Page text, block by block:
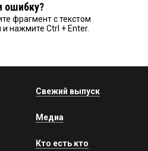
ошибку?
фрагмент с текстом
нажмите Ctrl + Enter.
Свежий выпуск
Медиа
Кто есть кто